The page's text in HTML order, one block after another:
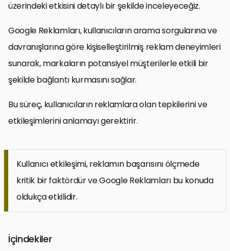
üzerindeki etkisini detaylı bir şekilde inceleyeceğiz.
Google Reklamları, kullanıcıların arama sorgularına ve
davranışlarına göre kişiselleştirilmiş reklam deneyimleri
sunarak, markaların potansiyel müşterilerle etkili bir
şekilde bağlantı kurmasını sağlar.
Bu süreç, kullanıcıların reklamlara olan tepkilerini ve
etkileşimlerini anlamayı gerektirir.
Kullanıcı etkileşimi, reklamın başarısını ölçmede
kritik bir faktördür ve Google Reklamları bu konuda
oldukça etkilidir.
İçindekiler